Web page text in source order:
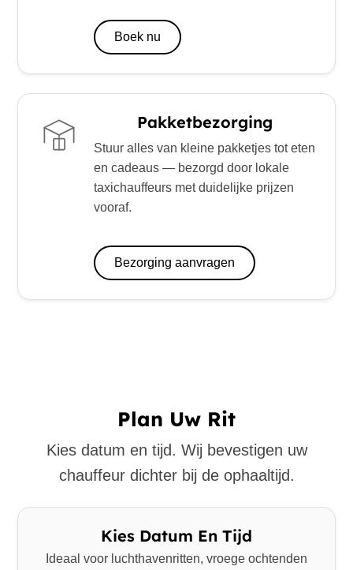
Boek nu
Pakketbezorging
Stuur alles van kleine pakketjes tot eten
en cadeaus — bezorgd door lokale
taxichauffeurs met duidelijke prijzen
vooraf.
Bezorging aanvragen
Plan Uw Rit
Kies datum en tijd. Wij bevestigen uw
chauffeur dichter bij de ophaaltijd.
Kies Datum En Tijd
Ideaal voor luchthavenritten, vroege ochtenden